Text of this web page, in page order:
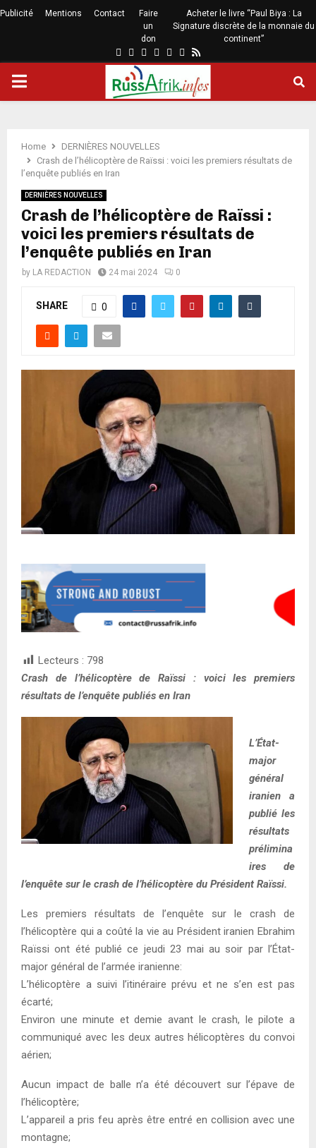
Publicité Mentions Contact
Faire
un
don
Acheter le livre “Paul Biya : La
Signature discrète de la monnaie du
continent”
Home
DERNIÈRES NOUVELLES
Crash de l’hélicoptère de Raïssi : voici les premiers résultats de
l’enquête publiés en Iran
DERNIÈRES NOUVELLES
Crash de l’hélicoptère de Raïssi :
voici les premiers résultats de
l’enquête publiés en Iran
by LA REDACTION 24 mai 2024 0
SHARE 0
Lecteurs : 798
Crash de l’hélicoptère de Raïssi : voici les premiers
résultats de l’enquête publiés en Iran
L’État-
major
général
iranien a
publié les
résultats
prélimina
ires de
l’enquête sur le crash de l’hélicoptère du Président Raïssi.
Les premiers résultats de l’enquête sur le crash de
l’hélicoptère qui a coûté la vie au Président iranien Ebrahim
Raïssi ont été publié ce jeudi 23 mai au soir par l’État-
major général de l’armée iranienne:
L’hélicoptère a suivi l’itinéraire prévu et ne s’en est pas
écarté;
Environ une minute et demie avant le crash, le pilote a
communiqué avec les deux autres hélicoptères du convoi
aérien;
Aucun impact de balle n’a été découvert sur l’épave de
l’hélicoptère;
L’appareil a pris feu après être entré en collision avec une
montagne;